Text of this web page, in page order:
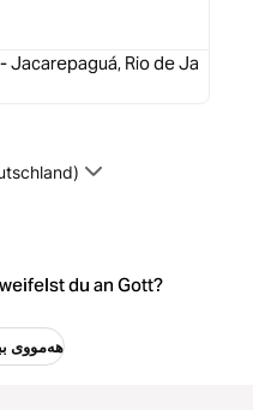
Jacarepaguá, Rio de Ja
du an Gott?
هەمووی